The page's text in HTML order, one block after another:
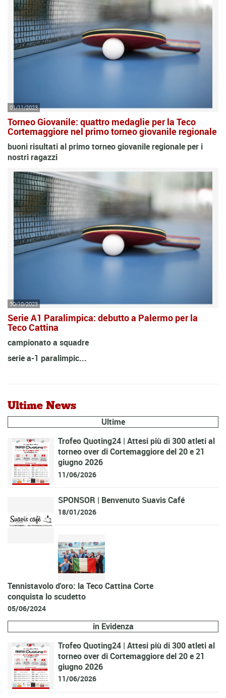
01/11/2023
Torneo Giovanile: quattro medaglie per la Teco
Cortemaggiore nel primo torneo giovanile regionale
buoni risultati al primo torneo giovanile regionale per i
nostri ragazzi
30/10/2023
Serie A1 Paralimpica: debutto a Palermo per la
Teco Cattina
campionato a squadre
serie a-1 paralimpic...
Ultime News
Ultime
Trofeo Quoting24 | Attesi più di 300 atleti al
torneo over di Cortemaggiore del 20 e 21
giugno 2026
11/06/2026
SPONSOR | Benvenuto Suavis Café
18/01/2026
Tennistavolo d'oro: la Teco Cattina Corte
conquista lo scudetto
05/06/2024
in Evidenza
Trofeo Quoting24 | Attesi più di 300 atleti al
torneo over di Cortemaggiore del 20 e 21
giugno 2026
11/06/2026